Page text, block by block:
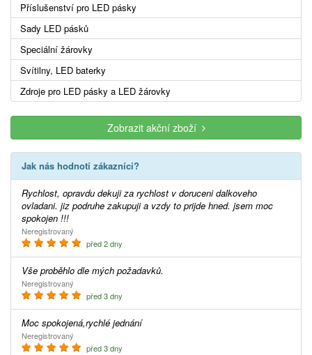
Příslušenství pro LED pásky
Sady LED pásků
Speciální žárovky
Svítilny, LED baterky
Zdroje pro LED pásky a LED žárovky
Zobrazit akční zboží
Jak nás hodnotí zákazníci?
Rychlost, opravdu dekuji za rychlost v doruceni dalkoveho
ovladani. jiz podruhe zakupuji a vzdy to prijde hned. jsem moc
spokojen !!!
Neregistrovaný
před 2 dny
Vše proběhlo dle mých požadavků.
Neregistrovaný
před 3 dny
Moc spokojená,rychlé jednání
Neregistrovaný
před 3 dny